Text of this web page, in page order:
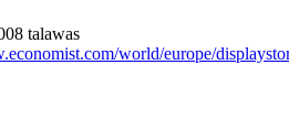
talawas
world/europe/